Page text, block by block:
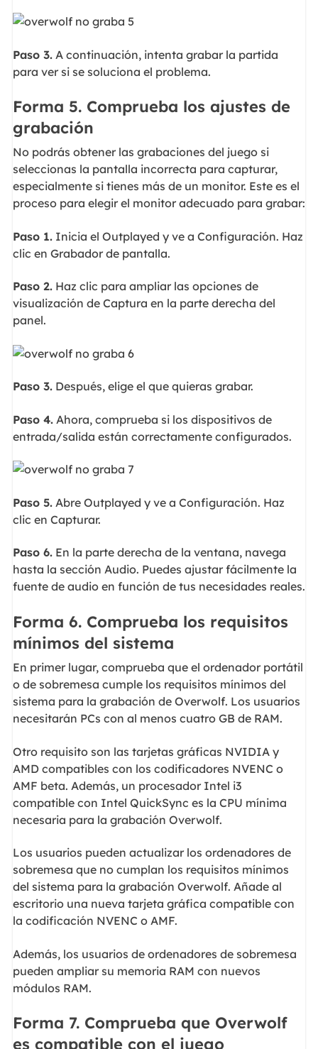
Paso 3.A continuación, intenta grabar la partida
para ver si se soluciona el problema.
Forma 5. Comprueba los ajustes de
grabación
No podrás obtener las grabaciones del juego si
seleccionas la pantalla incorrecta para capturar,
especialmente si tienes más de un monitor. Este es el
proceso para elegir el monitor adecuado para grabar:
Paso 1.Inicia el Outplayed y ve a Configuración. Haz
clic en Grabador de pantalla.
Paso 2.Haz clic para ampliar las opciones de
visualización de Captura en la parte derecha del
panel.
Paso 3.Después, elige el que quieras grabar.
Paso 4.Ahora, comprueba si los dispositivos de
entrada/salida están correctamente configurados.
Paso 5.Abre Outplayed y ve a Configuración. Haz
clic en Capturar.
Paso 6.En la parte derecha de la ventana, navega
hasta la sección Audio. Puedes ajustar fácilmente la
fuente de audio en función de tus necesidades reales.
Forma 6. Comprueba los requisitos
mínimos del sistema
En primer lugar, comprueba que el ordenador portátil
o de sobremesa cumple los requisitos mínimos del
sistema para la grabación de Overwolf. Los usuarios
necesitarán PCs con al menos cuatro GB de RAM.
Otro requisito son las tarjetas gráficas NVIDIA y
AMD compatibles con los codificadores NVENC o
AMF beta. Además, un procesador Intel i3
compatible con Intel QuickSync es la CPU mínima
necesaria para la grabación Overwolf.
Los usuarios pueden actualizar los ordenadores de
sobremesa que no cumplan los requisitos mínimos
del sistema para la grabación Overwolf. Añade al
escritorio una nueva tarjeta gráfica compatible con
la codificación NVENC o AMF.
Además, los usuarios de ordenadores de sobremesa
pueden ampliar su memoria RAM con nuevos
módulos RAM.
Forma 7. Comprueba que Overwolf
es compatible con el juego